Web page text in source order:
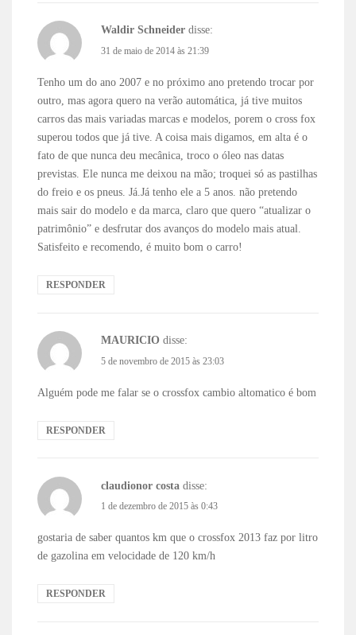
Waldir Schneider disse:
31 de maio de 2014 às 21:39
Tenho um do ano 2007 e no próximo ano pretendo trocar por
outro, mas agora quero na verão automática, já tive muitos
carros das mais variadas marcas e modelos, porem o cross fox
superou todos que já tive. A coisa mais digamos, em alta é o
fato de que nunca deu mecânica, troco o óleo nas datas
previstas. Ele nunca me deixou na mão; troquei só as pastilhas
do freio e os pneus. Já.Já tenho ele a 5 anos. não pretendo
mais sair do modelo e da marca, claro que quero “atualizar o
patrimônio” e desfrutar dos avanços do modelo mais atual.
Satisfeito e recomendo, é muito bom o carro!
RESPONDER
MAURICIO disse:
5 de novembro de 2015 às 23:03
Alguém pode me falar se o crossfox cambio altomatico é bom
RESPONDER
claudionor costa disse:
1 de dezembro de 2015 às 0:43
gostaria de saber quantos km que o crossfox 2013 faz por litro
de gazolina em velocidade de 120 km/h
RESPONDER